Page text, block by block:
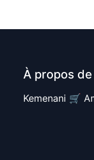
À propos
Kemenani 🛒